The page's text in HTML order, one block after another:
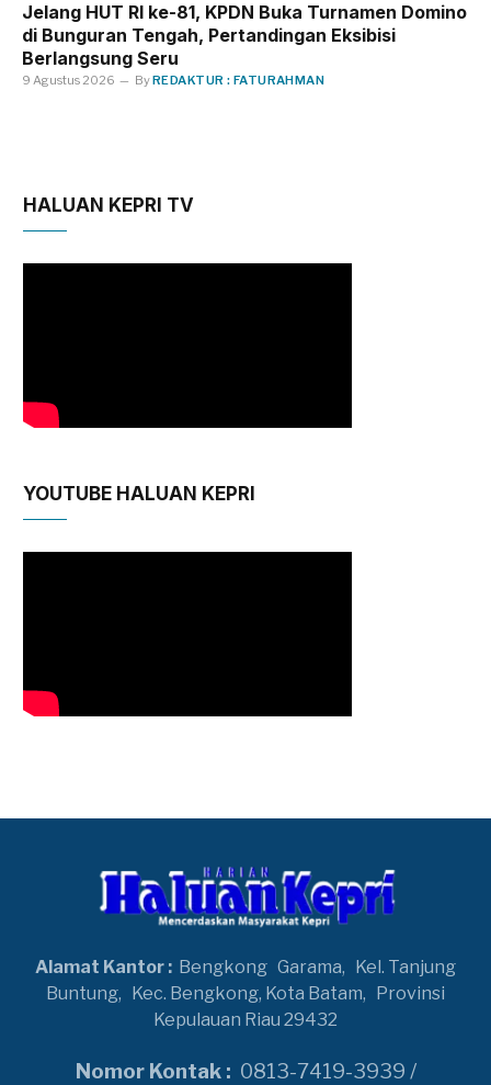
Jelang HUT RI ke-81, KPDN Buka Turnamen Domino
di Bunguran Tengah, Pertandingan Eksibisi
Berlangsung Seru
9 Agustus 2026 ByREDAKTUR : FATURAHMAN
HALUAN KEPRI TV
YOUTUBE HALUAN KEPRI
Alamat Kantor : Bengkong Garama, Kel. Tanjung
Buntung, Kec. Bengkong, Kota Batam, Provinsi
Kepulauan Riau 29432
Nomor Kontak : 0813-7419-3939 /